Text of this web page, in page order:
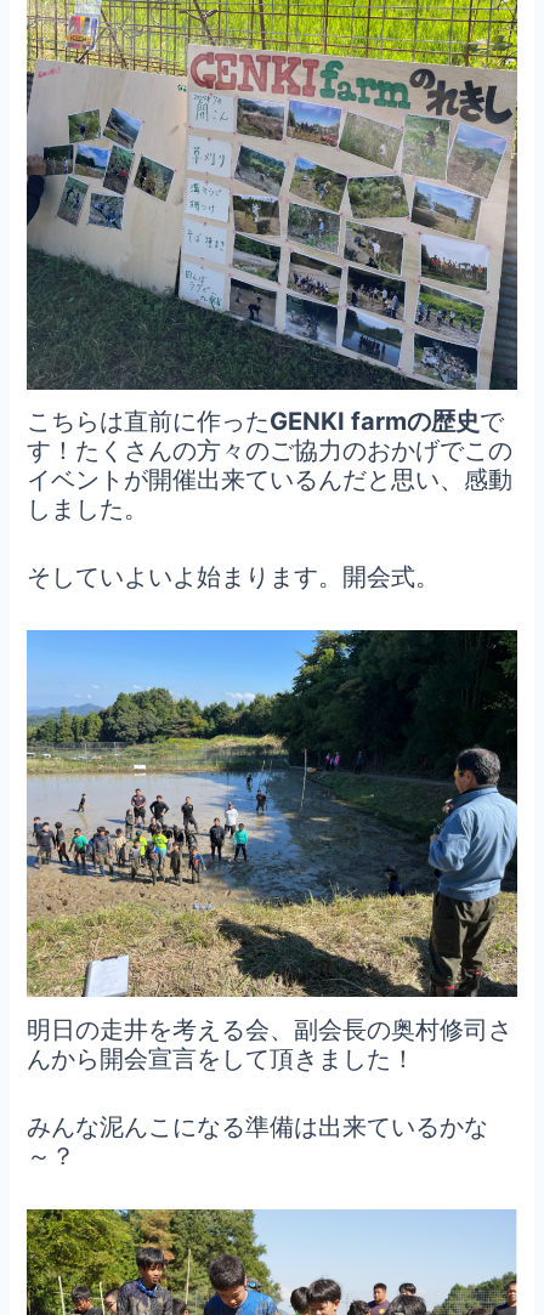
こちらは直前に作ったGENKI farmの歴史で
す！たくさんの方々のご協力のおかげでこの
イベントが開催出来ているんだと思い、感動
しました。
そしていよいよ始まります。開会式。
明日の走井を考える会、副会長の奥村修司さ
んから開会宣言をして頂きました！
みんな泥んこになる準備は出来ているかな
～？